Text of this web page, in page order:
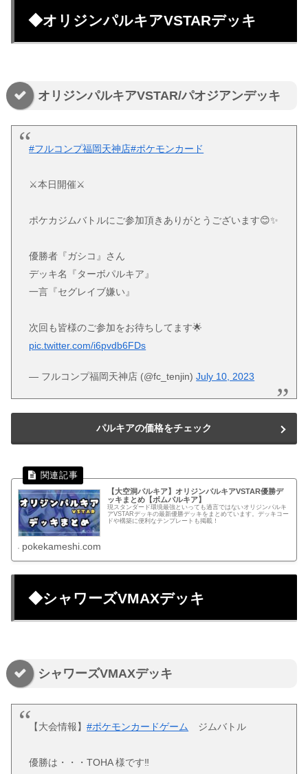
◆オリジンパルキアVSTARデッキ
オリジンパルキアVSTAR/パオジアンデッキ
#フルコンプ福岡天神店#ポケモンカード
⚔️本日開催⚔️
ポケカジムバトルにご参加頂きありがとうございます😊✨
優勝者『ガシコ』さん
デッキ名『ターボパルキア』
一言『セグレイブ嫌い』
次回も皆様のご参加をお待ちしてます🌟
pic.twitter.com/i6pvdb6FDs
— フルコンプ福岡天神店 (@fc_tenjin)July 10, 2023
パルキアの価格をチェック
【大空洞パルキア】オリジンパルキアVSTAR優勝デ
ッキまとめ【ボムパルキア】
現スタンダード環境最強といっても過言ではないオリジンパルキ
アVSTARデッキの最新優勝デッキをまとめています。デッキコー
ドや構築に便利なテンプレートも掲載！
pokekameshi.com
◆シャワーズVMAXデッキ
シャワーズVMAXデッキ
【大会情報】#ポケモンカードゲーム ジムバトル
優勝は・・・TOHA 様です‼️